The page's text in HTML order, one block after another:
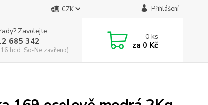
CZK Přihlášení
Zavolejte.
685 342
hod. So-Ne zavřeno)
0ks
za 0 Kč